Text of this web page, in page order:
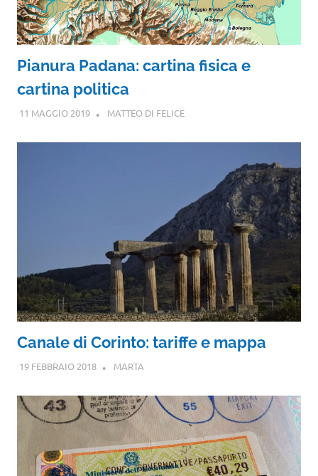
Pianura Padana: cartina fisica e
cartina politica
11 MAGGIO 2019 MATTEO DI FELICE
Canale di Corinto: tariffe e mappa
19 FEBBRAIO 2018 MARTA